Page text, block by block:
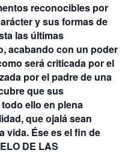
reconocibles por
y sus formas de
las últimas
acabando con un poder
será criticada por el
por el padre de una
que sus
ello en plena
que ojalá sean
vida. Ése es el fin de
DE LAS